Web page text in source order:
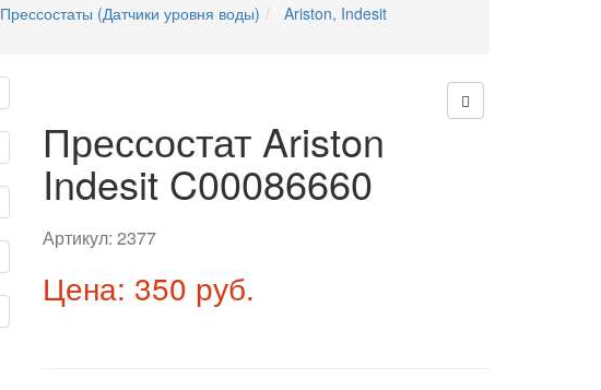
Прессостаты (Датчики уровня воды)
Ariston, Indesit
Прессостат Ariston
Indesit C00086660
Артикул:2377
Цена: 350 руб.